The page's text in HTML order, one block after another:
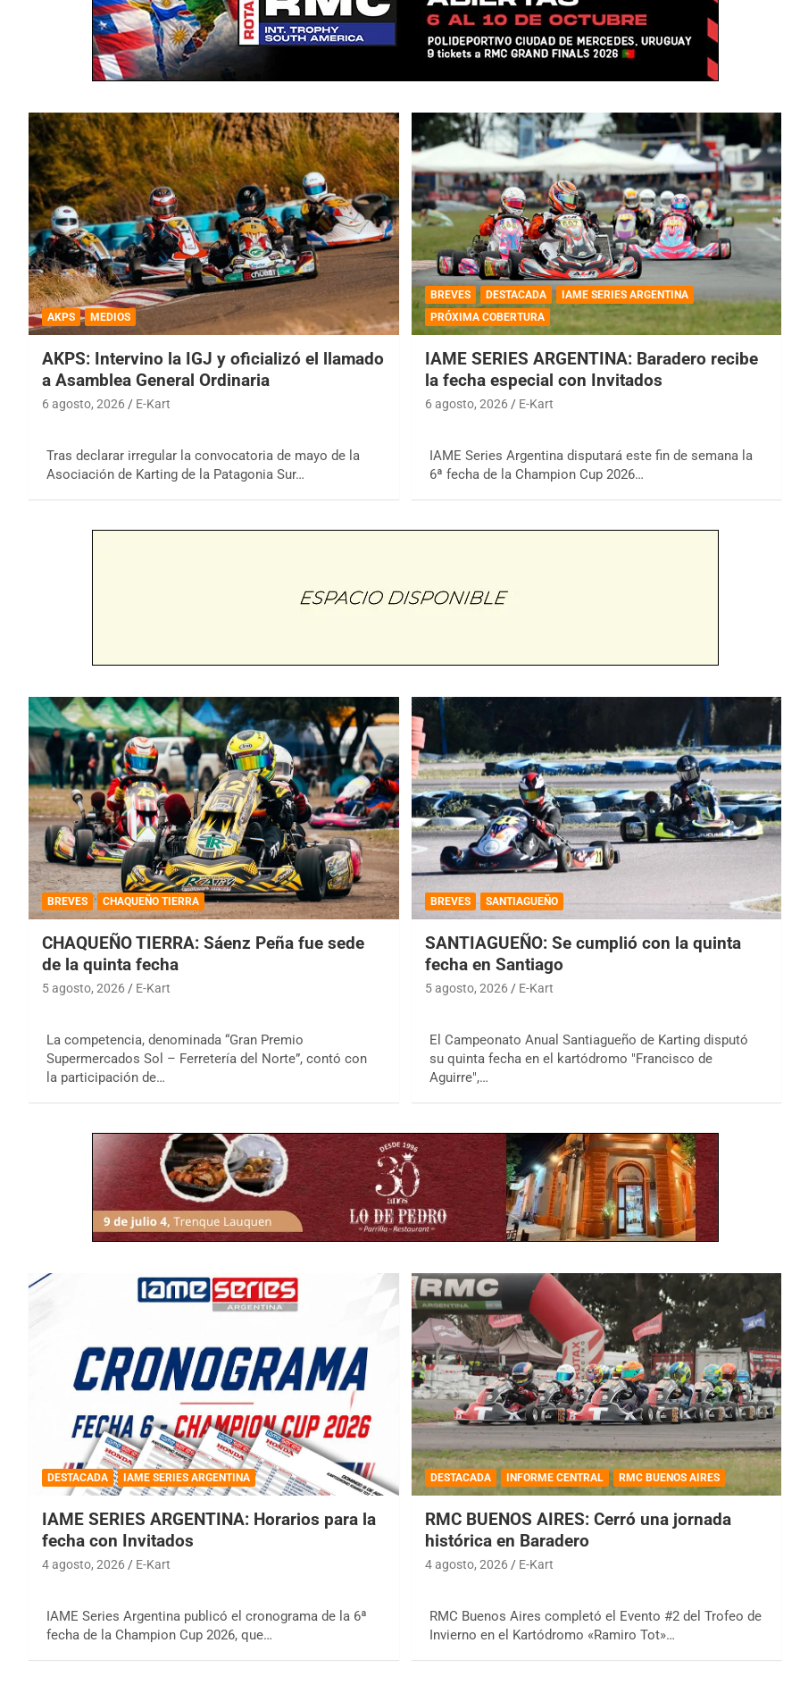
AKPS MEDIOS
AKPS: Intervino la IGJ y oficializó el llamado
a Asamblea General Ordinaria
6 agosto, 2026 E-Kart
Tras declarar irregular la convocatoria de mayo de la
Asociación de Karting de la Patagonia Sur…
BREVES DESTACADA
IAME SERIES ARGENTINA
PRÓXIMA COBERTURA
IAME SERIES ARGENTINA: Baradero recibe
la fecha especial con Invitados
6 agosto, 2026 E-Kart
IAME Series Argentina disputará este fin de semana la
6ª fecha de la Champion Cup 2026…
BREVES CHAQUEÑO TIERRA
CHAQUEÑO TIERRA: Sáenz Peña fue sede
de la quinta fecha
5 agosto, 2026 E-Kart
La competencia, denominada “Gran Premio
Supermercados Sol – Ferretería del Norte”, contó con
la participación de…
BREVES SANTIAGUEÑO
SANTIAGUEÑO: Se cumplió con la quinta
fecha en Santiago
5 agosto, 2026 E-Kart
El Campeonato Anual Santiagueño de Karting disputó
su quinta fecha en el kartódromo "Francisco de
Aguirre",…
DESTACADA IAME SERIES ARGENTINA
IAME SERIES ARGENTINA: Horarios para la
fecha con Invitados
4 agosto, 2026 E-Kart
IAME Series Argentina publicó el cronograma de la 6ª
fecha de la Champion Cup 2026, que…
DESTACADA INFORME CENTRAL RMC BUENOS AIRES
RMC BUENOS AIRES: Cerró una jornada
histórica en Baradero
4 agosto, 2026 E-Kart
RMC Buenos Aires completó el Evento #2 del Trofeo de
Invierno en el Kartódromo «Ramiro Tot»…